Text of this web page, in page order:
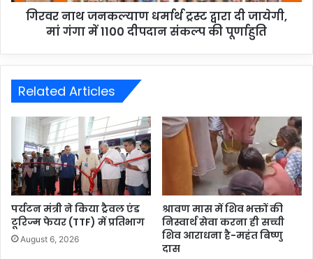
गिरवर नाथ जनकल्याण धर्मार्थ ट्रस्ट द्वारा दी जायेगी,
मां गंगा में 1100 दीपदान संकल्प की पूर्णाहुति
Related Articles
पर्यटन मंत्री ने किया ट्रैवल एंड
टूरिज्म फेयर (TTF) में प्रतिभाग
August 6, 2026
श्रावण मास में शिव भक्तों की
निस्वार्थ सेवा करना ही सच्ची
शिव आराधना है-महंत बिष्णु
दास